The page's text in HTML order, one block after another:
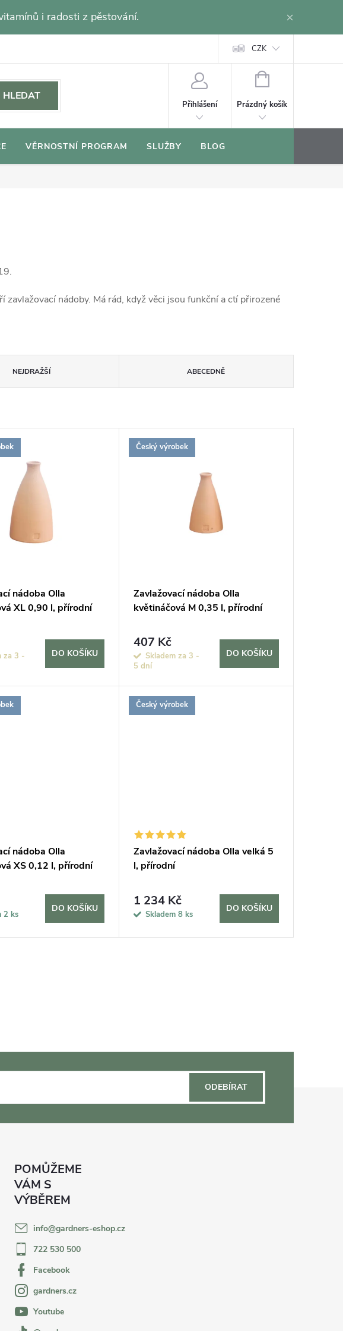
i radosti z pěstování.
CZK
HLEDAT
Přihlášení
NÁKUPNÍ
Prázdný košík
VĚRNOSTNÍ PROGRAM SLUŽBY BLOG
zavlažovací nádoby. Má rád, když věci jsou funkční a ctí přirozené
NEJDRAŽŠÍ ABECEDNĚ
nádoba Olla
XL 0,90 l, přírodní
za 3 -
DO KOŠÍKU
Český výrobek
Zavlažovací nádoba Olla
květináčová M 0,35 l, přírodní
407 Kč
Skladem za 3 -
5 dní
DO KOŠÍKU
nádoba Olla
XS 0,12 l, přírodní
2 ks
DO KOŠÍKU
Český výrobek
Zavlažovací nádoba Olla velká 5
l, přírodní
1 234 Kč
Skladem 8 ks
DO KOŠÍKU
ODEBÍRAT
info@gardners-eshop.cz
722 530 500
Facebook
gardners.cz
Youtube